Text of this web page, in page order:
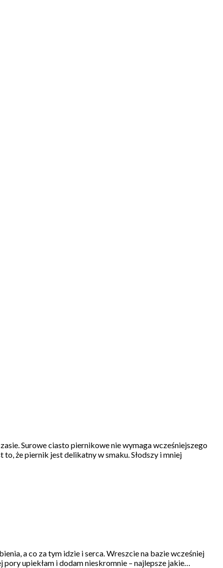
Surowe ciasto piernikowe nie wymaga wcześniejszego
że piernik jest delikatny w smaku. Słodszy i mniej
a co za tym idzie i serca. Wreszcie na bazie wcześniej
upiekłam i dodam nieskromnie – najlepsze jakie…